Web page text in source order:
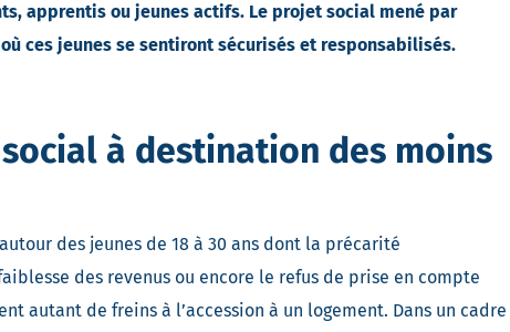
apprentis ou jeunes actifs. Le projet social mené par
ces jeunes se sentiront sécurisés et responsabilisés.
à destination des moins
des jeunes de 18 à 30 ans dont la précarité
des revenus ou encore le refus de prise en compte
autant de freins à l’accession à un logement. Dans un cadre